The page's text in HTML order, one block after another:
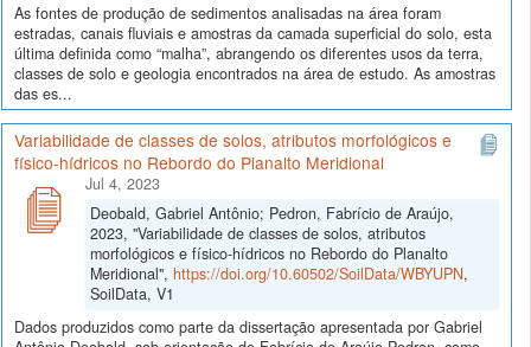
As fontes de produção de sedimentos analisadas na área foram
estradas, canais fluviais e amostras da camada superficial do solo, esta
última definida como “malha”, abrangendo os diferentes usos da terra,
classes de solo e geologia encontrados na área de estudo. As amostras
das es...
Variabilidade de classes de solos, atributos morfológicos e
físico-hídricos no Rebordo do Planalto Meridional
Jul 4, 2023
Deobald, Gabriel Antônio; Pedron, Fabrício de Araújo,
2023, "Variabilidade de classes de solos, atributos
morfológicos e físico-hídricos no Rebordo do Planalto
Meridional", https://doi.org/10.60502/SoilData/WBYUPN,
SoilData, V1
Dados produzidos como parte da dissertação apresentada por Gabriel